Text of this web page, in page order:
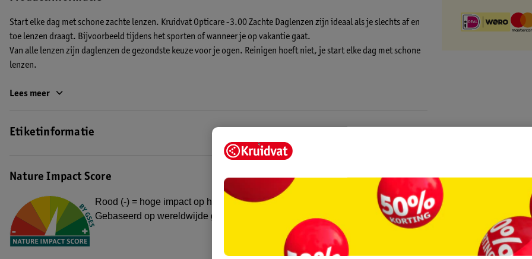
Start elke dag met schone zachte lenzen. Kruidvat Opticare -3.00 Zachte Daglenzen zijn ideaal als je slechts af en
toe lenzen draagt. Bijvoorbeeld tijdens het sporten of wanneer je op vakantie gaat.
Van alle lenzen zijn daglenzen de gezondste keuze voor je ogen. Reinigen hoeft niet, je start elke dag met schone
lenzen.
Een nieuw jasje!
EAN code:4719879682830,8717333475857
Lees meer
Etiketinformatie
Nature Impact Score
Rood (-) = hoge impact op het milieu. Groen (+) = lage impact op het milieu.
Gebaseerd op wereldwijde gemiddelden.